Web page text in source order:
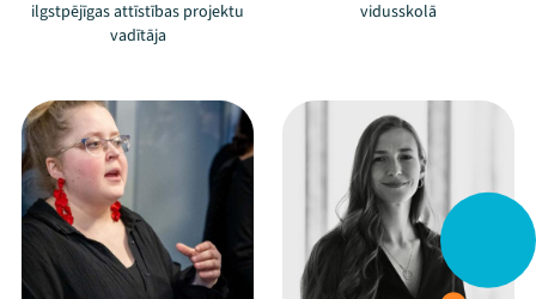
Mana programma
ilgstpējīgas attīstības projektu
vadītāja
vidusskolā